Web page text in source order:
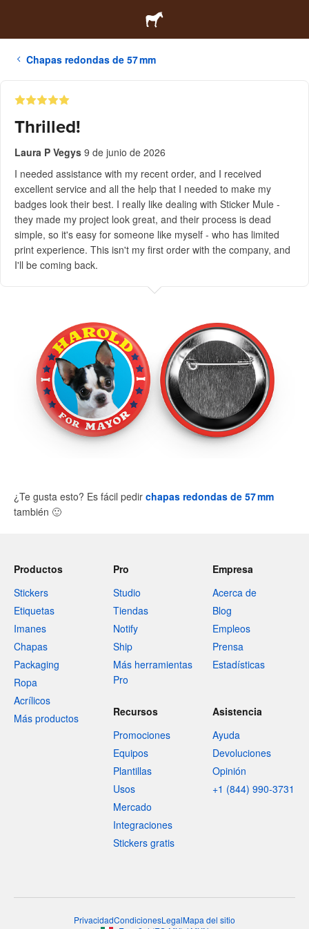
Chapas redondas de 57 mm
Thrilled!
Laura P Vegys 9 de junio de 2026
I needed assistance with my recent order, and I received
excellent service and all the help that I needed to make my
badges look their best. I really like dealing with Sticker Mule -
they made my project look great, and their process is dead
simple, so it's easy for someone like myself - who has limited
print experience. This isn't my first order with the company, and
I'll be coming back.
¿Te gusta esto? Es fácil pedir chapas redondas de 57 mm
también 🙂
Productos
Stickers
Etiquetas
Imanes
Chapas
Packaging
Ropa
Acrílicos
Más productos
Pro
Studio
Tiendas
Notify
Ship
Más herramientas
Pro
Empresa
Acerca de
Blog
Empleos
Prensa
Estadísticas
Recursos
Promociones
Equipos
Plantillas
Usos
Mercado
Integraciones
Stickers gratis
Asistencia
Ayuda
Devoluciones
Opinión
+1 (844) 990-3731
PrivacidadCondicionesLegalMapa del sitio